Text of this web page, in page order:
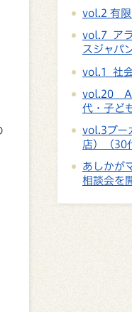
vol.2 有
vol.7 ア
スジャパ
vol.1 社
vol.20
代・子ど
vol.3ブー
店）（30
あしかが
相談会を